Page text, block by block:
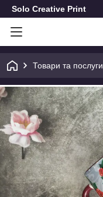
Solo Creative Print
Товари та послуги